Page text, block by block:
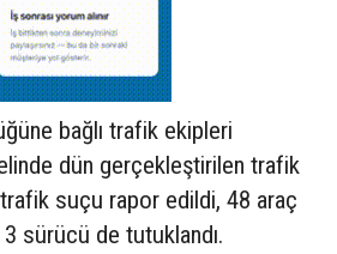
bağlı trafik ekipleri
dün gerçekleştirilen trafik
suçu rapor edildi, 48 araç
sürücü de tutuklandı.